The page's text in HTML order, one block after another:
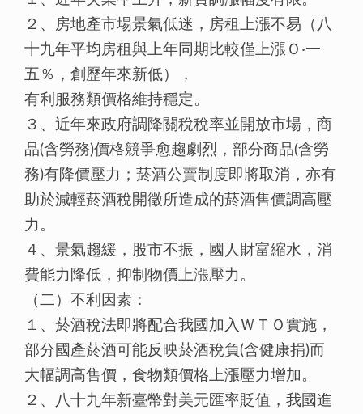
２、房地產市場景氣低迷，房租上漲不易（八
十九年平均房租與上年同期比較僅上漲Ｏ‧一
五％，創歷年來新低），
有利服務類價格維持穩定。
３、近年來政府調降關稅稅率並開放市場，商
品(含勞務)價格競爭愈趨劇烈，部分商品(含勞
務)有降價壓力；菸酒公賣制度即將取消，亦有
助於減輕菸酒稅開徵所造成的菸酒售價調高壓
力。
４、景氣趨緩，股市不振，國人財富縮水，消
費能力降低，抑制物價上漲壓力。
（二）不利因素：
１、菸酒稅法即將配合我國加入ＷＴＯ實施，
部分國產菸酒可能反映菸酒稅負(含健康捐)而
大幅調高售價，食物類價格上漲壓力增加。
２、八十九年新臺幣對美元匯率貶值，我國進